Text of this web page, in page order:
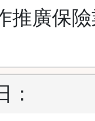
推廣保
：